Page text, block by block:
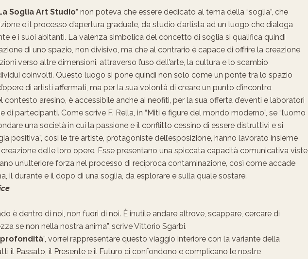
Soglia Art Studio” non poteva che essere dedicato al tema della “soglia”, che
e il processo d’apertura graduale, da studio d’artista ad un luogo che dialoga
e i suoi abitanti. La valenza simbolica del concetto di soglia si qualifica quindi
di uno spazio, non divisivo, ma che al contrario è capace di offrire la creazione
verso altre dimensioni, attraverso l’uso dell’arte, la cultura e lo scambio
coinvolti. Questo luogo si pone quindi non solo come un ponte tra lo spazio
di artisti affermati, ma per la sua volontà di creare un punto d’incontro
contesto aresino, è accessibile anche ai neofiti, per la sua offerta d’eventi e laboratori
partecipanti. Come scrive F. Rella, in “Miti e figure del mondo moderno”, se “l’uomo
una società in cui la passione e il conflitto cessino di essere distruttivi e si
positiva”, così le tre artiste, protagoniste dell’esposizione, hanno lavorato insieme
delle loro opere. Esse presentano una spiccata capacità comunicativa viste
un’ulteriore forza nel processo di reciproca contaminazione, così come accade
il durante e il dopo di una soglia, da esplorare e sulla quale sostare.
è dentro di noi, non fuori di noi. È inutile andare altrove, scappare, cercare di
se non nella nostra anima”, scrive Vittorio Sgarbi.
”, vorrei rappresentare questo viaggio interiore con la variante della
il Passato, il Presente e il Futuro ci confondono e complicano le nostre